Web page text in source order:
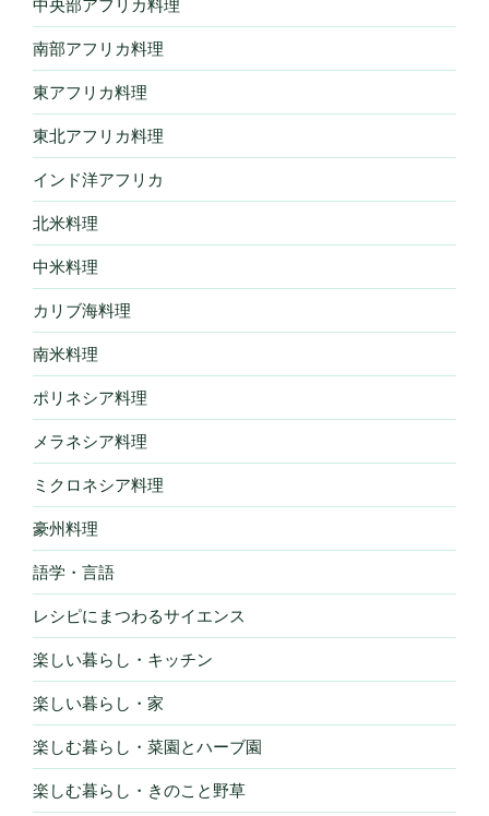
中央部アフリカ料理
南部アフリカ料理
東アフリカ料理
東北アフリカ料理
インド洋アフリカ
北米料理
中米料理
カリブ海料理
南米料理
ポリネシア料理
メラネシア料理
ミクロネシア料理
豪州料理
語学・言語
レシピにまつわるサイエンス
楽しい暮らし・キッチン
楽しい暮らし・家
楽しむ暮らし・菜園とハーブ園
楽しむ暮らし・きのこと野草